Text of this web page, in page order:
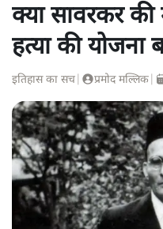
क्या सावरकर की
हत्या की योजना
इतिहास का सच प्रमोद मल्लिक